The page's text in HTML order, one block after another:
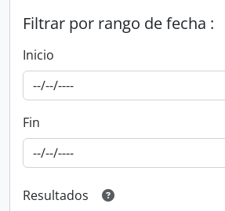
Filtrar por rango de fecha :
Inicio
Fin
Resultados